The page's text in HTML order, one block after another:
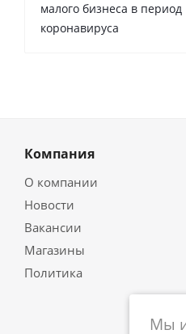
малого бизнеса в период
коронавируса
Компания
О компании
Новости
Вакансии
Магазины
Политика
Мы